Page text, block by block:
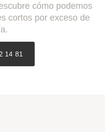
cómo podemos
cortos por exceso de
14 81